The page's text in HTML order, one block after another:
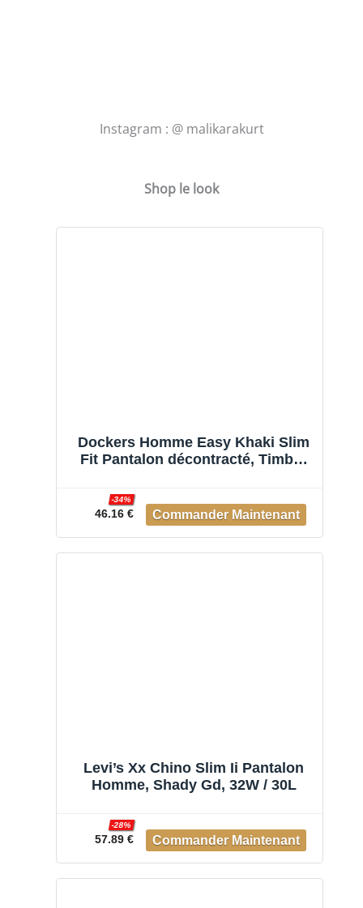
Instagram : @ malikarakurt
Shop le look
Dockers Homme Easy Khaki Slim
Fit Pantalon décontracté, Timber
46.16 €
-34%
Levi’s Xx Chino Slim Ii Pantalon
Homme, Shady Gd, 32W / 30L
57.89 €
-28%